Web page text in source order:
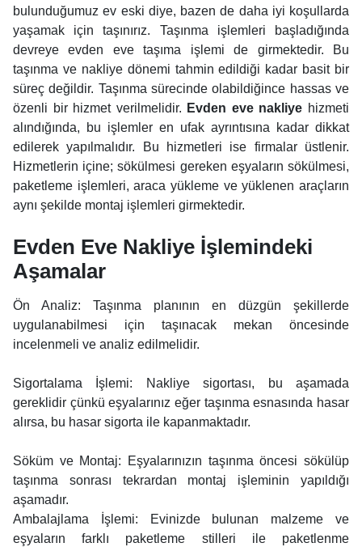
bulunduğumuz ev eski diye, bazen de daha iyi koşullarda
yaşamak için taşınırız. Taşınma işlemleri başladığında
devreye evden eve taşıma işlemi de girmektedir. Bu
taşınma ve nakliye dönemi tahmin edildiği kadar basit bir
süreç değildir. Taşınma sürecinde olabildiğince hassas ve
özenli bir hizmet verilmelidir. Evden eve nakliye hizmeti
alındığında, bu işlemler en ufak ayrıntısına kadar dikkat
edilerek yapılmalıdır. Bu hizmetleri ise firmalar üstlenir.
Hizmetlerin içine; sökülmesi gereken eşyaların sökülmesi,
paketleme işlemleri, araca yükleme ve yüklenen araçların
aynı şekilde montaj işlemleri girmektedir.
Evden Eve Nakliye İşlemindeki
Aşamalar
Ön Analiz: Taşınma planının en düzgün şekillerde
uygulanabilmesi için taşınacak mekan öncesinde
incelenmeli ve analiz edilmelidir.
Sigortalama İşlemi: Nakliye sigortası, bu aşamada
gereklidir çünkü eşyalarınız eğer taşınma esnasında hasar
alırsa, bu hasar sigorta ile kapanmaktadır.
Söküm ve Montaj: Eşyalarınızın taşınma öncesi sökülüp
taşınma sonrası tekrardan montaj işleminin yapıldığı
aşamadır.
Ambalajlama İşlemi: Evinizde bulunan malzeme ve
eşyaların farklı paketleme stilleri ile paketlenme